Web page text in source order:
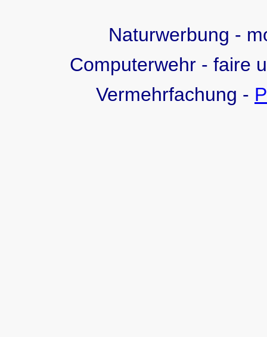
Naturwerbung -
Computerwehr - faire
Vermehrfachung -